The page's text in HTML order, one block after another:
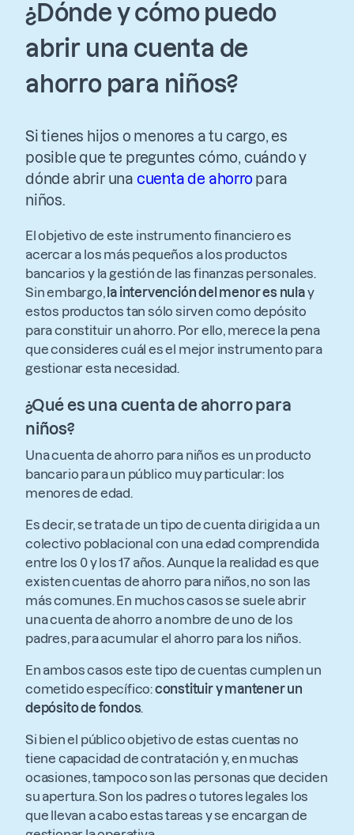
¿Dónde y cómo puedo
abrir una cuenta de
ahorro para niños?
Si tienes hijos o menores a tu cargo, es
posible que te preguntes cómo, cuándo y
dónde abrir una cuenta de ahorro para
niños.
El objetivo de este instrumento financiero es
acercar a los más pequeños a los productos
bancarios y la gestión de las finanzas personales.
Sin embargo, la intervención del menor es nulay
estos productos tan sólo sirven como depósito
para constituir un ahorro. Por ello, merece la pena
que consideres cuál es el mejor instrumento para
gestionar esta necesidad.
¿Qué es una cuenta de ahorro para
niños?
Una cuenta de ahorro para niños es un producto
bancario para un público muy particular: los
menores de edad.
Es decir, se trata de un tipo de cuenta dirigida a un
colectivo poblacional con una edad comprendida
entre los 0 y los 17 años. Aunque la realidad es que
existen cuentas de ahorro para niños, no son las
más comunes. En muchos casos se suele abrir
una cuenta de ahorro a nombre de uno de los
padres, para acumular el ahorro para los niños.
En ambos casos este tipo de cuentas cumplen un
cometido específico:constituir y mantener un
depósito de fondos.
Si bien el público objetivo de estas cuentas no
tiene capacidad de contratación y, en muchas
ocasiones, tampoco son las personas que deciden
su apertura. Son los padres o tutores legales los
que llevan a cabo estas tareas y se encargan de